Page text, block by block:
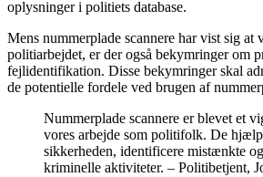
oplysninger i politiets database.
Mens nummerplade scannere har vist sig at
politiarbejdet, er der også bekymringer om
fejlidentifikation. Disse bekymringer skal
de potentielle fordele ved brugen af
Nummerplade scannere er blevet et
vores arbejde som politifolk. De
sikkerheden, identificere mistænkte
kriminelle aktiviteter. – Politibetjent,